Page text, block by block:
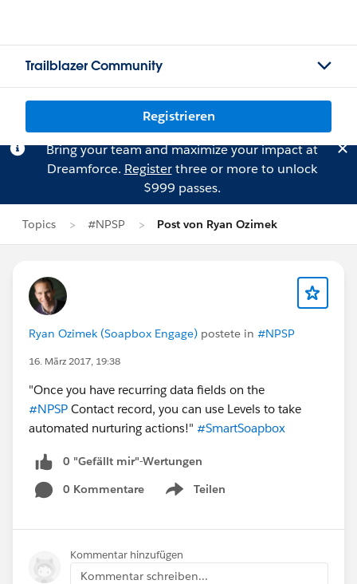
Trailblazer Community
Registrieren
Bring your team and maximize your impact at
Dreamforce. Registerthree or more to unlock
$999 passes.
Topics #NPSP Post von Ryan Ozimek
Ryan Ozimek (Soapbox Engage) postete in #NPSP
16. März 2017, 19:38
"Once you have recurring data fields on the
#NPSP Contact record, you can use Levels to take
automated nurturing actions!" #SmartSoapbox
0 "Gefällt mir"-Wertungen
0 Kommentare
Teilen
Show menu
Kommentar hinzufügen
Kommentar schreiben...